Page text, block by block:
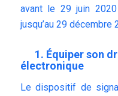
avant le 29 juin
jusqu’au 29 décembre
1. Équiper son
électronique
Le dispositif de